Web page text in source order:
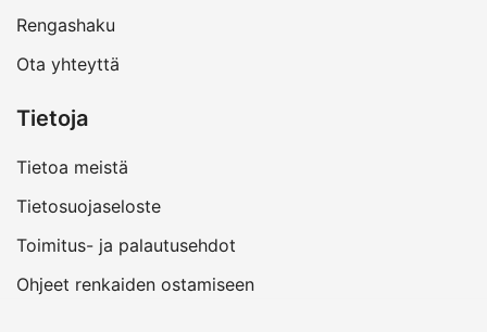
Rengashaku
Ota yhteyttä
Tietoja
Tietoa meistä
Tietosuojaseloste
Toimitus- ja palautusehdot
Ohjeet renkaiden ostamiseen